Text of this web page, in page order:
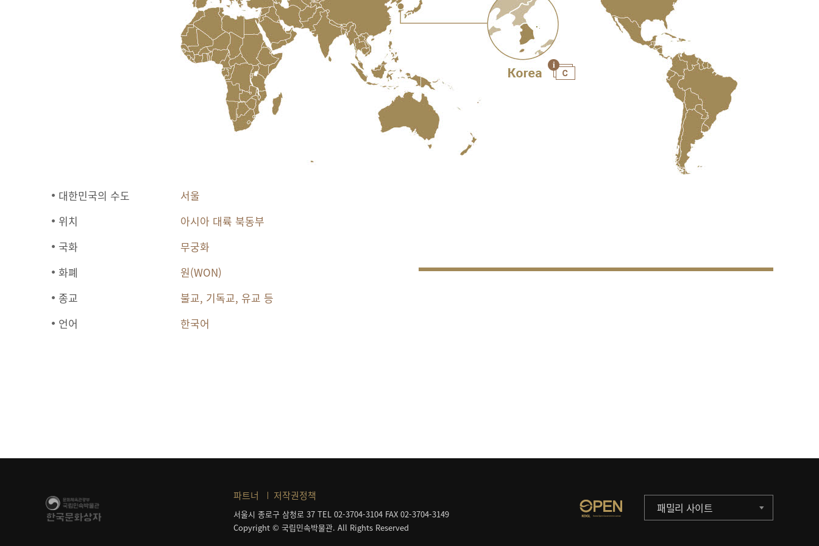
대한민국의 수도
서울
위치
아시아 대륙 북동부
국화
무궁화
화폐
원(WON)
종교
불교, 기독교, 유교 등
언어
한국어
파트너 저작권정책
서울시 종로구 삼청로 37 TEL 02-3704-3104 FAX 02-3704-3149
Copyright © 국립민속박물관. All Rights Reserved
패밀리 사이트